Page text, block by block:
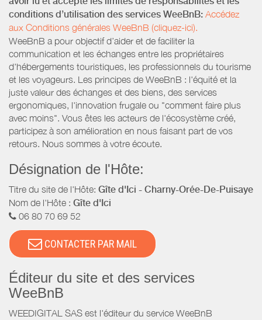
conditions d’utilisation des services WeeBnB: Accédez
aux Conditions générales WeeBnB (cliquez-ici).
WeeBnB a pour objectif d’aider et de faciliter la
communication et les échanges entre les propriétaires
d'hébergements touristiques, les professionnels du tourisme
et les voyageurs. Les principes de WeeBnB : l'équité et la
juste valeur des échanges et des biens, des services
ergonomiques, l'innovation frugale ou "comment faire plus
avec moins". Vous êtes les acteurs de l'écosystème créé,
participez à son amélioration en nous faisant part de vos
retours. Nous sommes à votre écoute.
Désignation de l'Hôte:
Titre du site de l'Hôte: Gîte d'Ici - Charny-Orée-De-Puisaye
Nom de l'Hôte : Gîte d'Ici
06 80 70 69 52
CONTACTER PAR MAIL
Éditeur du site et des services
WeeBnB
WEEDIGITAL SAS est l'éditeur du service WeeBnB